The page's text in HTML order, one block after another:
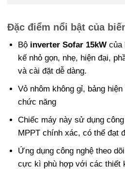
Đặc điểm nổi bật của
Bộ inverter Sofar 15kW của
kế nhỏ gọn, nhẹ, hiện đại,
và cài đặt dễ dàng.
Vỏ nhôm không gỉ, bảng
chức năng
Chiếc máy này sử dụng
MPPT chính xác, có thể đạt
Ứng dụng công nghệ theo
cực kì phù hợp với các thiết